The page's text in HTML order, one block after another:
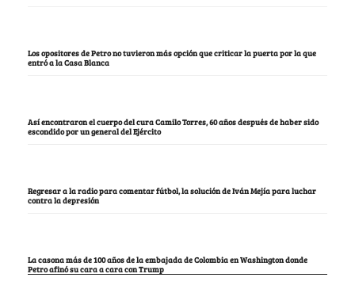
Los opositores de Petro no tuvieron más opción que criticar la puerta por la que
entró a la Casa Blanca
Así encontraron el cuerpo del cura Camilo Torres, 60 años después de haber sido
escondido por un general del Ejército
Regresar a la radio para comentar fútbol, la solución de Iván Mejía para luchar
contra la depresión
La casona más de 100 años de la embajada de Colombia en Washington donde
Petro afinó su cara a cara con Trump